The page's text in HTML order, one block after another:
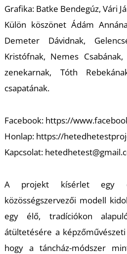
Grafika: Batke Bendegúz, Vári
Külön köszönet Ádám
Demeter Dávidnak,
Kristófnak, Nemes
zenekarnak, Tóth
csapatának.
Facebook: https://
Honlap: https://
Kapcsolat:
A projekt kísérlet egy
közösségszervezői modell
egy élő, tradíciókon
átültetésére a
hogy a táncház-módszer